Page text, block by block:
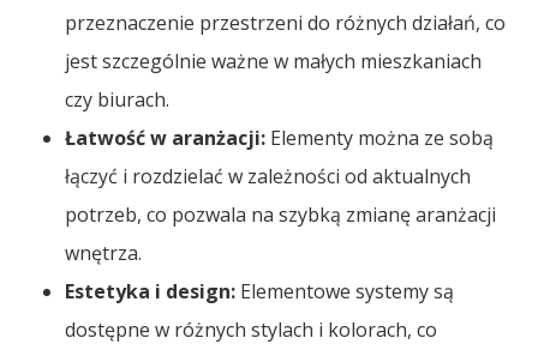
przeznaczenie przestrzeni do różnych działań, co
jest szczególnie ważne w małych mieszkaniach
czy biurach.
Łatwość w aranżacji: Elementy można ze sobą
łączyć i rozdzielać w zależności od aktualnych
potrzeb, co pozwala na szybką zmianę aranżacji
wnętrza.
Estetyka i design: Elementowe systemy są
dostępne w różnych stylach i kolorach, co